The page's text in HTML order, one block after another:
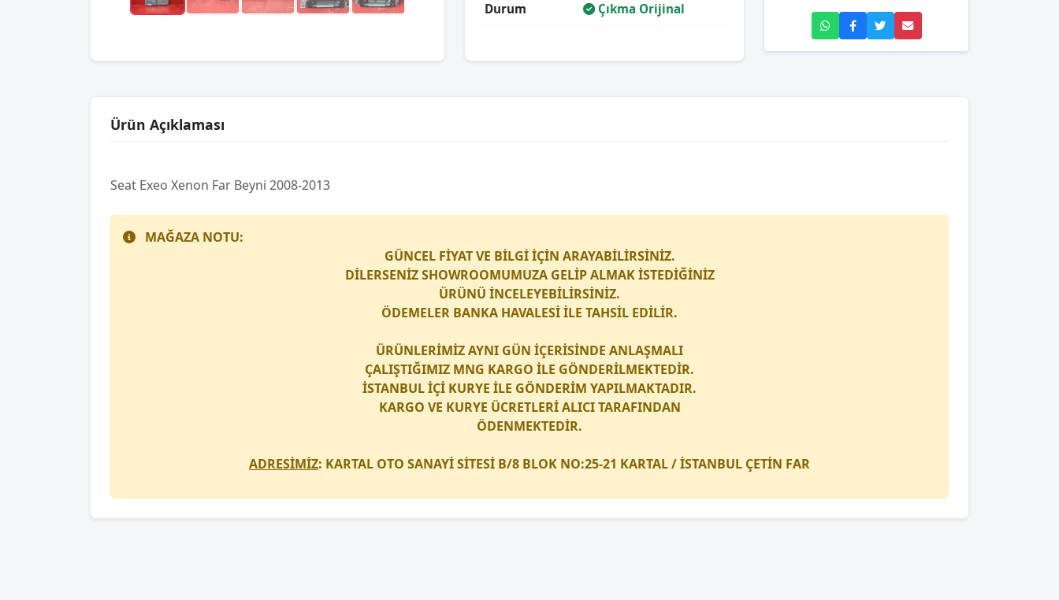
Durum Çıkma Orijinal
Ürün Açıklaması
Seat Exeo Xenon Far Beyni 2008-2013
MAĞAZA NOTU:
GÜNCEL FİYAT VE BİLGİ İÇİN ARAYABİLİRSİNİZ.
DİLERSENİZ SHOWROOMUMUZA GELİP ALMAK İSTEDİĞİNİZ
ÜRÜNÜ İNCELEYEBİLİRSİNİZ.
ÖDEMELER BANKA HAVALESİ İLE TAHSİL EDİLİR.
ÜRÜNLERİMİZ AYNI GÜN İÇERİSİNDE ANLAŞMALI
ÇALIŞTIĞIMIZ MNG KARGO İLE GÖNDERİLMEKTEDİR.
İSTANBUL İÇİ KURYE İLE GÖNDERİM YAPILMAKTADIR.
KARGO VE KURYE ÜCRETLERİ ALICI TARAFINDAN
ÖDENMEKTEDİR.
ADRESİMİZ: KARTAL OTO SANAYİ SİTESİ B/8 BLOK NO:25-21 KARTAL / İSTANBUL ÇETİN FAR